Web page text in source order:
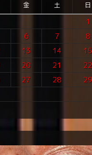
金 土 日
1
6 7
8
13 14
15
20 21
22
27 28
29